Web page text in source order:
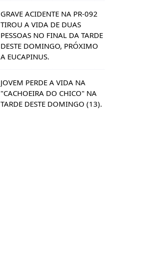
GRAVE ACIDENTE NA PR-092
TIROU A VIDA DE DUAS
PESSOAS NO FINAL DA TARDE
DESTE DOMINGO, PRÓXIMO
A EUCAPINUS.
JOVEM PERDE A VIDA NA
"CACHOEIRA DO CHICO" NA
TARDE DESTE DOMINGO (13).